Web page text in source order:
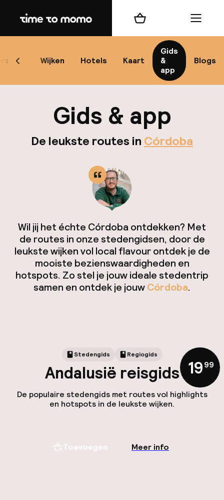
Home
Wijken Hotels Kaart
Gids
&
app
Blogs
Scroll naar links
Winkelmand Menu
Gids & app
De leukste routes in Córdoba
Wil jij het échte Córdoba ontdekken? Met
de routes in onze stedengidsen, door de
leukste wijken vol local flavour ontdek je de
mooiste bezienswaardigheden en
hotspots. Zo stel je jouw ideale stedentrip
samen en ontdek je jouwCórdoba.
Stedengids Regiogids
Andalusië reisgids
De populaire stedengids met routes vol highlights
en hotspots in de leukste wijken.
19,99
Toevoegen Meer info